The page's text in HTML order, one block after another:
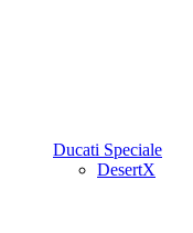
Ducati Speciale
DesertX